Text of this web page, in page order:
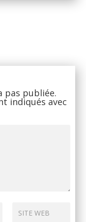
pas publiée.
indiqués avec